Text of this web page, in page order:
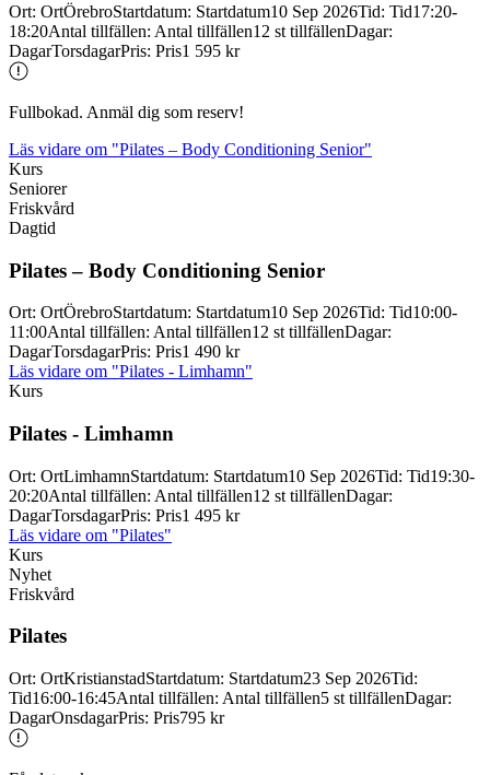
Ort: OrtÖrebroStartdatum: Startdatum10 Sep 2026Tid: Tid17:20-
18:20Antal tillfällen: Antal tillfällen12 st tillfällenDagar:
DagarTorsdagarPris: Pris1 595 kr
Fullbokad. Anmäl dig som reserv!
Läs vidare om "Pilates – Body Conditioning Senior"
Kurs
Seniorer
Friskvård
Dagtid
Pilates – Body Conditioning Senior
Ort: OrtÖrebroStartdatum: Startdatum10 Sep 2026Tid: Tid10:00-
11:00Antal tillfällen: Antal tillfällen12 st tillfällenDagar:
DagarTorsdagarPris: Pris1 490 kr
Läs vidare om "Pilates - Limhamn"
Kurs
Pilates - Limhamn
Ort: OrtLimhamnStartdatum: Startdatum10 Sep 2026Tid: Tid19:30-
20:20Antal tillfällen: Antal tillfällen12 st tillfällenDagar:
DagarTorsdagarPris: Pris1 495 kr
Läs vidare om "Pilates"
Kurs
Nyhet
Friskvård
Pilates
Ort: OrtKristianstadStartdatum: Startdatum23 Sep 2026Tid:
Tid16:00-16:45Antal tillfällen: Antal tillfällen5 st tillfällenDagar:
DagarOnsdagarPris: Pris795 kr